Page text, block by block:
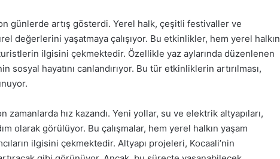
günlerde artış gösterdi. Yerel halk, çeşitli festivaller ve
değerlerini yaşatmaya çalışıyor. Bu etkinlikler, hem yerel halkın
ilgisini çekmektedir. Özellikle yaz aylarında düzenlenen
sosyal hayatını canlandırıyor. Bu tür etkinliklerin artırılması,
zamanlarda hız kazandı. Yeni yollar, su ve elektrik altyapıları,
olarak görülüyor. Bu çalışmalar, hem yerel halkın yaşam
ilgisini çekmektedir. Altyapı projeleri, Kocaali’nin